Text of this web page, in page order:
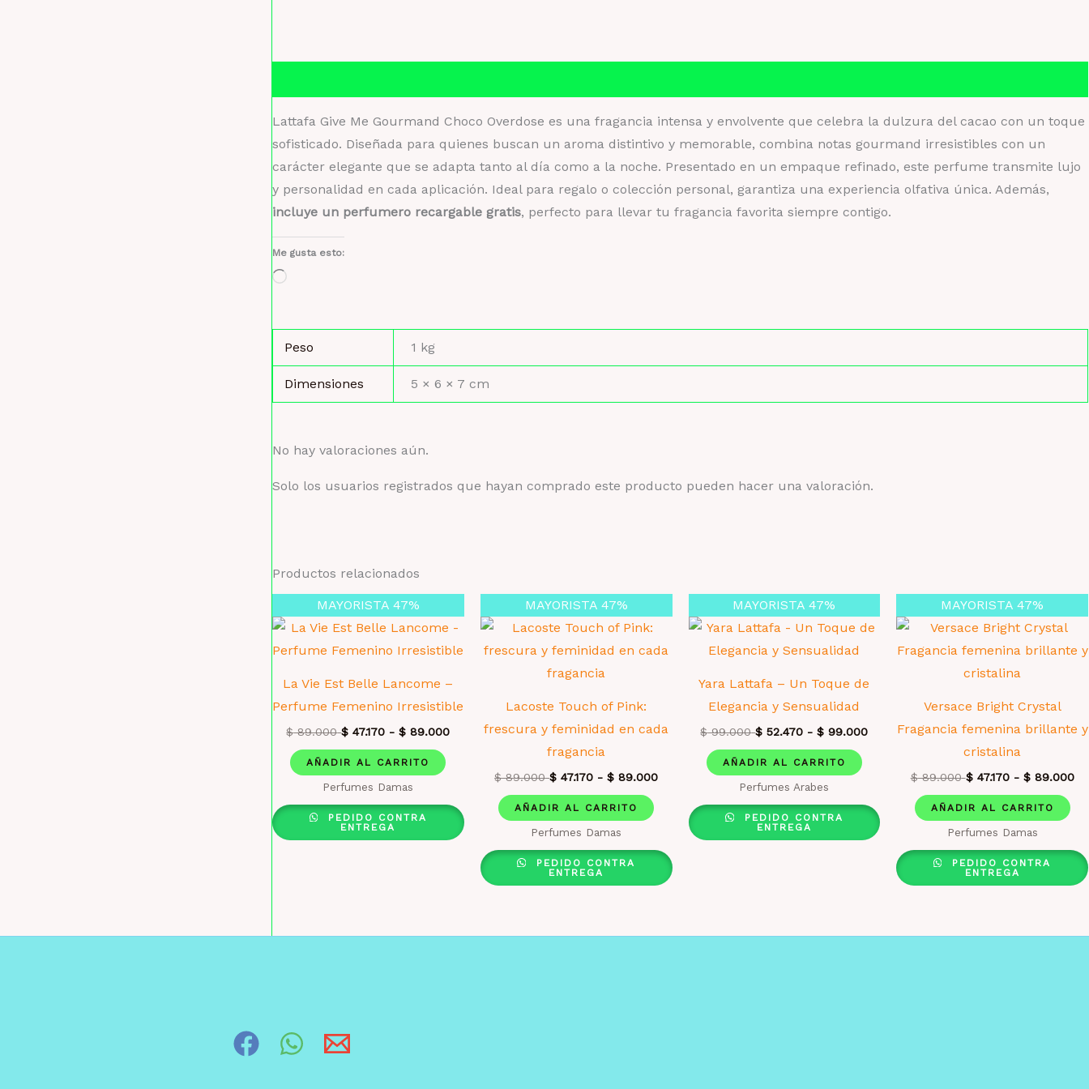
Lattafa Give Me Gourmand Choco Overdose es una fragancia intensa y envolvente que celebra la dulzura del cacao con un toque
sofisticado. Diseñada para quienes buscan un aroma distintivo y memorable, combina notas gourmand irresistibles con un
carácter elegante que se adapta tanto al día como a la noche. Presentado en un empaque refinado, este perfume transmite lujo
y personalidad en cada aplicación. Ideal para regalo o colección personal, garantiza una experiencia olfativa única. Además,
incluye un perfumero recargable gratis, perfecto para llevar tu fragancia favorita siempre contigo.
Me gusta esto:
Cargando...
Peso 1 kg
Dimensiones 5 × 6 × 7 cm
No hay valoraciones aún.
Solo los usuarios registrados que hayan comprado este producto pueden hacer una valoración.
Productos relacionados
MAYORISTA 47%
La Vie Est Belle Lancome –
Perfume Femenino Irresistible
$89.000 $ 47.170 -$ 89.000
AÑADIR AL CARRITO
Perfumes Damas
PEDIDO CONTRA
ENTREGA
MAYORISTA 47%
Lacoste Touch of Pink:
frescura y feminidad en cada
fragancia
$89.000 $ 47.170 -$ 89.000
AÑADIR AL CARRITO
Perfumes Damas
PEDIDO CONTRA
ENTREGA
MAYORISTA 47%
Yara Lattafa – Un Toque de
Elegancia y Sensualidad
$99.000 $ 52.470 -$ 99.000
AÑADIR AL CARRITO
Perfumes Arabes
PEDIDO CONTRA
ENTREGA
MAYORISTA 47%
Versace Bright Crystal
Fragancia femenina brillante y
cristalina
$89.000 $47.170- $89.000
AÑADIR AL CARRITO
Perfumes Damas
PEDIDO CONTRA
ENTREGA